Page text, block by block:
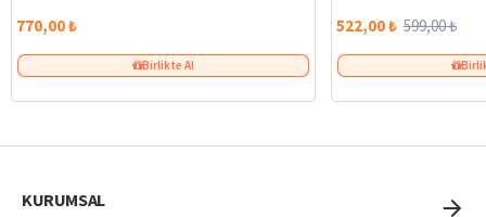
770,00 ₺
Birlikte Al
522,00 ₺ 599,00 ₺
KURUMSAL